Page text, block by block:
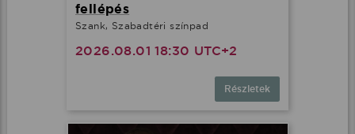
fellépés
Szank, Szabadtéri színpad
2026.08.01 18:30 UTC+2
Részletek